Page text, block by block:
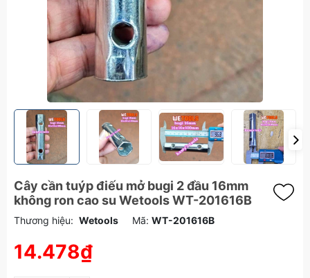
Cây cần tuýp điếu mở bugi 2 đầu 16mm
không ron cao su Wetools WT-201616B
Thương hiệu: Wetools Mã: WT-201616B
14.478₫